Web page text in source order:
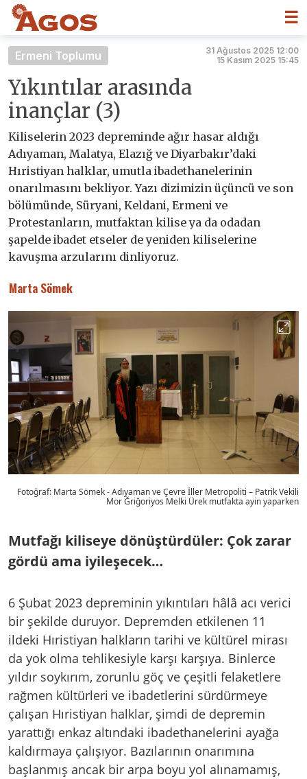
☰
Ermeni Toplumu
31 Ağustos 2025 12:00
15 Kasım 2025 15:45
Yıkıntılar arasında
inançlar (3)
Kiliselerin 2023 depreminde ağır hasar aldığı
Adıyaman, Malatya, Elazığ ve Diyarbakır’daki
Hıristiyan halklar, umutla ibadethanelerinin
onarılmasını bekliyor. Yazı dizimizin üçüncü ve son
bölümünde, Süryani, Keldani, Ermeni ve
Protestanların, mutfaktan kilise ya da odadan
şapelde ibadet etseler de yeniden kiliselerine
kavuşma arzularını dinliyoruz.
Marta Sömek
Fotoğraf: Marta Sömek - Adıyaman ve Çevre İller Metropoliti – Patrik Vekili
Mor Ğriğoriyos Melki Ürek mutfakta ayin yaparken
Mutfağı kiliseye dönüştürdüler: Çok zarar
gördü ama iyileşecek…
6 Şubat 2023 depreminin yıkıntıları hâlâ acı verici
bir şekilde duruyor. Depremden etkilenen 11
ildeki Hıristiyan halkların tarihi ve kültürel mirası
da yok olma tehlikesiyle karşı karşıya. Binlerce
yıldır soykırım, zorunlu göç ve çeşitli felaketlere
rağmen kültürleri ve ibadetlerini sürdürmeye
çalışan Hıristiyan halklar, şimdi de depremin
yarattığı enkaz altındaki ibadethanelerini ayağa
kaldırmaya çalışıyor. Bazılarının onarımına
başlanmış ancak bir arpa boyu yol alınamamış,